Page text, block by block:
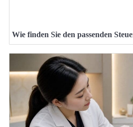
Wie finden Sie den passenden